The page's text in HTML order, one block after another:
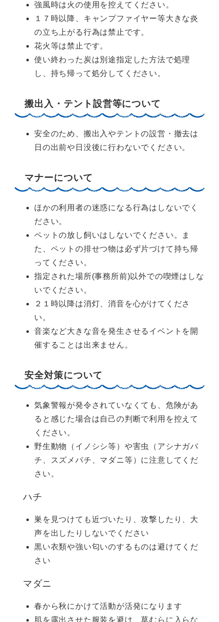
強風時は火の使用を控えてください。
１７時以降、キャンプファイヤー等大きな炎
の立ち上がる行為は禁止です。
花火等は禁止です。
使い終わった炭は別途指定した方法で処理
し、持ち帰って処分してください。
搬出入・テント設営等について
安全のため、搬出入やテントの設営・撤去は
日の出前や日没後に行わないでください。
マナーについて
ほかの利用者の迷惑になる行為はしないでく
ださい。
ペットの放し飼いはしないでください。ま
た、ペットの排せつ物は必ず片づけて持ち帰
ってください。
指定された場所(事務所前)以外での喫煙はしな
いでください。
２１時以降は消灯、消音を心がけてくださ
い。
音楽など大きな音を発生させるイベントを開
催することは出来ません。
安全対策について
気象警報が発令されていなくても、危険があ
ると感じた場合は自己の判断で利用を控えて
ください。
野生動物（イノシシ等）や害虫（アシナガバ
チ、スズメバチ、マダニ等）に注意してくだ
さい。
ハチ
巣を見つけても近づいたり、攻撃したり、大
声を出したりしないでください
黒い衣類や強い匂いのするものは避けてくだ
さい
マダニ
春から秋にかけて活動が活発になります
肌を露出させた服装を避け、草むらに入らな